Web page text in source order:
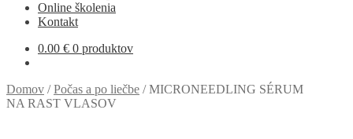
Online školenia
Kontakt
0.00 € 0 produktov
Domov /Počas a po liečbe /MICRONEEDLING SÉRUM
NA RAST VLASOV